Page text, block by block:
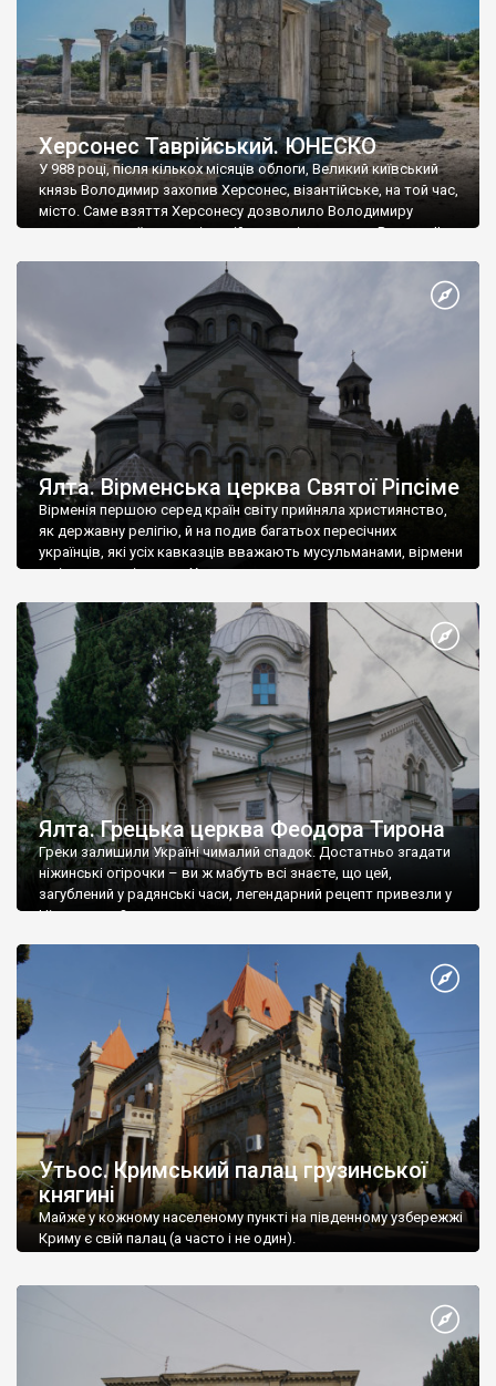
Херсонес Таврійський. ЮНЕСКО
У 988 році, після кількох місяців облоги, Великий київський
князь Володимир захопив Херсонес, візантійське, на той час,
місто. Саме взяття Херсонесу дозволило Володимиру
диктувати свої умови візантійському імператору Василю ІІ, та
Херсонесі Володимир-язичник, став Василем-християнином.
А потім було Хрещення Русі. На честь Херсонесу Таврійського
Ялта. Вірменська церква Святої Ріпсіме
Вірменія першою серед країн світу прийняла християнство,
як державну релігію, й на подив багатьох пересічних
українців, які усіх кавказців вважають мусульманами, вірмени
є відданими вірянами Христа
Ялта. Грецька церква Феодора Тирона
Греки залишили Україні чималий спадок. Достатньо згадати
ніжинські огірочки – ви ж мабуть всі знаєте, що цей,
загублений у радянські часи, легендарний рецепт привезли у
Ніжин греки?
Утьос. Кримський палац грузинської
княгині
Майже у кожному населеному пункті на південному узбережжі
Криму є свій палац (а часто і не один).